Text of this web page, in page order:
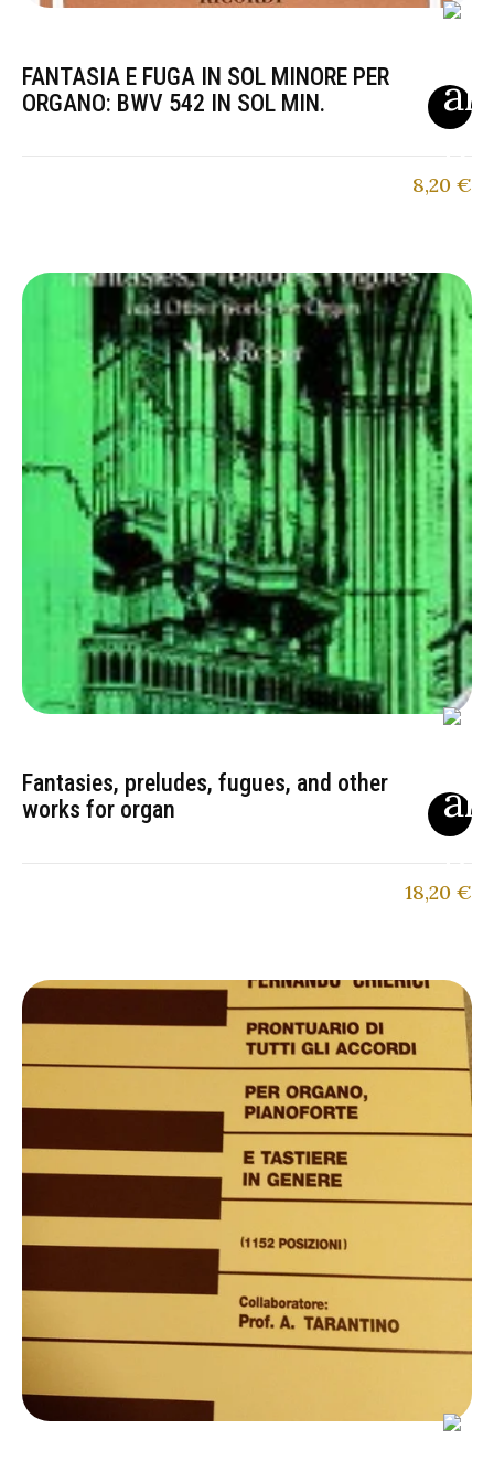
FANTASIA E FUGA IN SOL MINORE PER
ORGANO: BWV 542 IN SOL MIN.
8,20 €
Fantasies, preludes, fugues, and other
works for organ
18,20 €